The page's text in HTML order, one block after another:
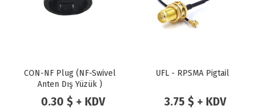
NF Plug (NF-Swivel
Anten Dış Yüzük )
0.30 $ + KDV
UFL - RPSMA Pigtail
3.75 $ + KDV